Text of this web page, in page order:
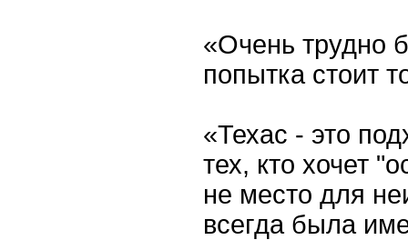
«Очень трудно
попытка стоит
«Техас - это
тех, кто хочет
не место для
всегда была